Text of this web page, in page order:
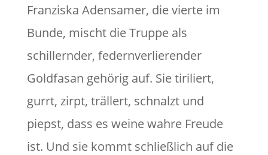
Franziska Adensamer, die vierte im
Bunde, mischt die Truppe als
schillernder, federnverlierender
Goldfasan gehörig auf. Sie tiriliert,
gurrt, zirpt, trällert, schnalzt und
piepst, dass es weine wahre Freude
ist. Und sie kommt schließlich auf die